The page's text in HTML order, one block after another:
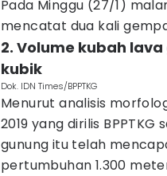
Pada Minggu (27/1)
mencatat dua kali
2. Volume kubah
kubik
Dok. IDN Times/BPPTKG
Menurut analisis
2019 yang dirilis
gunung itu telah
pertumbuhan 1.300